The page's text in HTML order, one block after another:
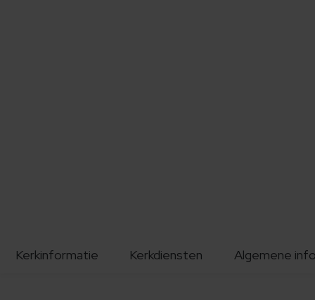
Kerkinformatie Kerkdiensten Algemene